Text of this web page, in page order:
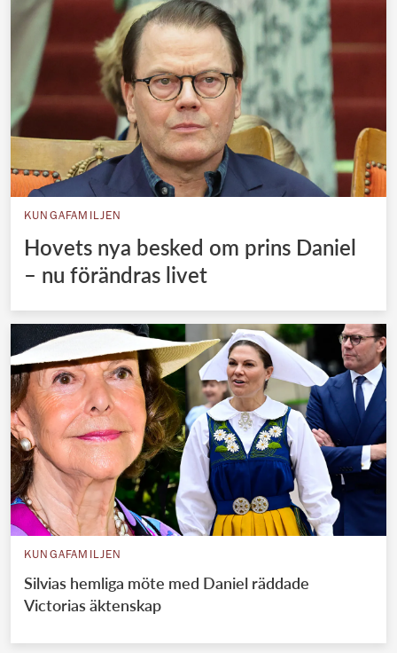
KUNGAFAMILJEN
Hovets nya besked om prins Daniel
– nu förändras livet
KUNGAFAMILJEN
Silvias hemliga möte med Daniel räddade
Victorias äktenskap